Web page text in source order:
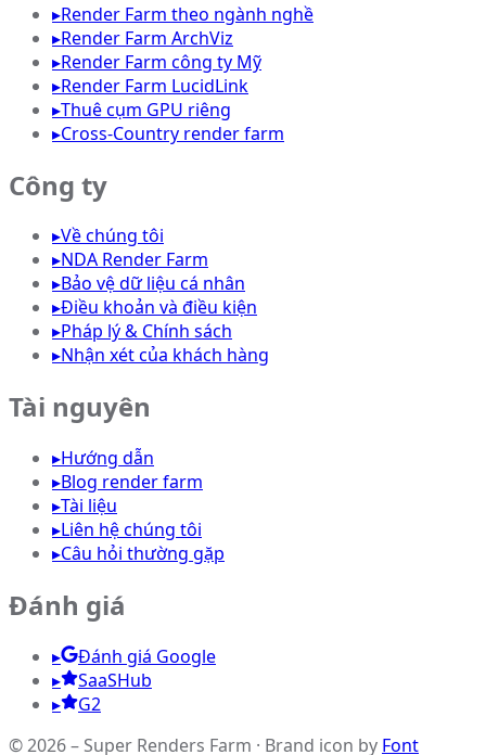
▸Render Farm theo ngành nghề
▸Render Farm ArchViz
▸Render Farm công ty Mỹ
▸Render Farm LucidLink
▸Thuê cụm GPU riêng
▸Cross-Country render farm
Công ty
▸Về chúng tôi
▸NDA Render Farm
▸Bảo vệ dữ liệu cá nhân
▸Điều khoản và điều kiện
▸Pháp lý & Chính sách
▸Nhận xét của khách hàng
Tài nguyên
▸Hướng dẫn
▸Blog render farm
▸Tài liệu
▸Liên hệ chúng tôi
▸Câu hỏi thường gặp
Đánh giá
▸
Đánh giá Google
▸
SaaSHub
▸
G2
© 2026 – Super Renders Farm · Brand icon by Font